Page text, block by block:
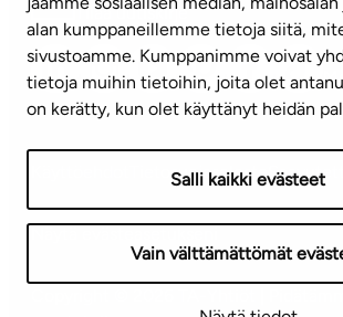
alan kumppaneillemme tietoja siitä,
sivustoamme. Kumppanimme voivat
tietoja muihin tietoihin, joita olet
on kerätty, kun olet käyttänyt heidän
Salli kaikki evästeet
Vain välttämättömät
Tilaa uutiskirje
Tietosuojaseloste